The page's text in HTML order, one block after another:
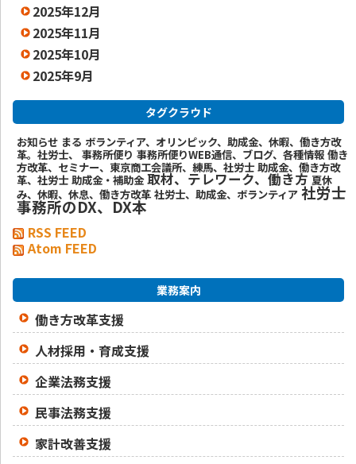
2025年12月
2025年11月
2025年10月
2025年9月
タグクラウド
お知らせ まる ボランティア、オリンピック、助成金、休暇、働き方改
革。社労士、
事務所便り 事務所便りWEB通信、ブログ、各種情報 働き
方改革、セミナー、東京商工会議所、練馬、社労士 助成金、働き方改
革、社労士 助成金・補助金 取材、テレワーク、働き方 夏休
み、休暇、休息、働き方改革 社労士、助成金、ボランティア 社労士
事務所のDX、DX本
RSS FEED
Atom FEED
業務案内
働き方改革支援
人材採用・育成支援
企業法務支援
民事法務支援
家計改善支援